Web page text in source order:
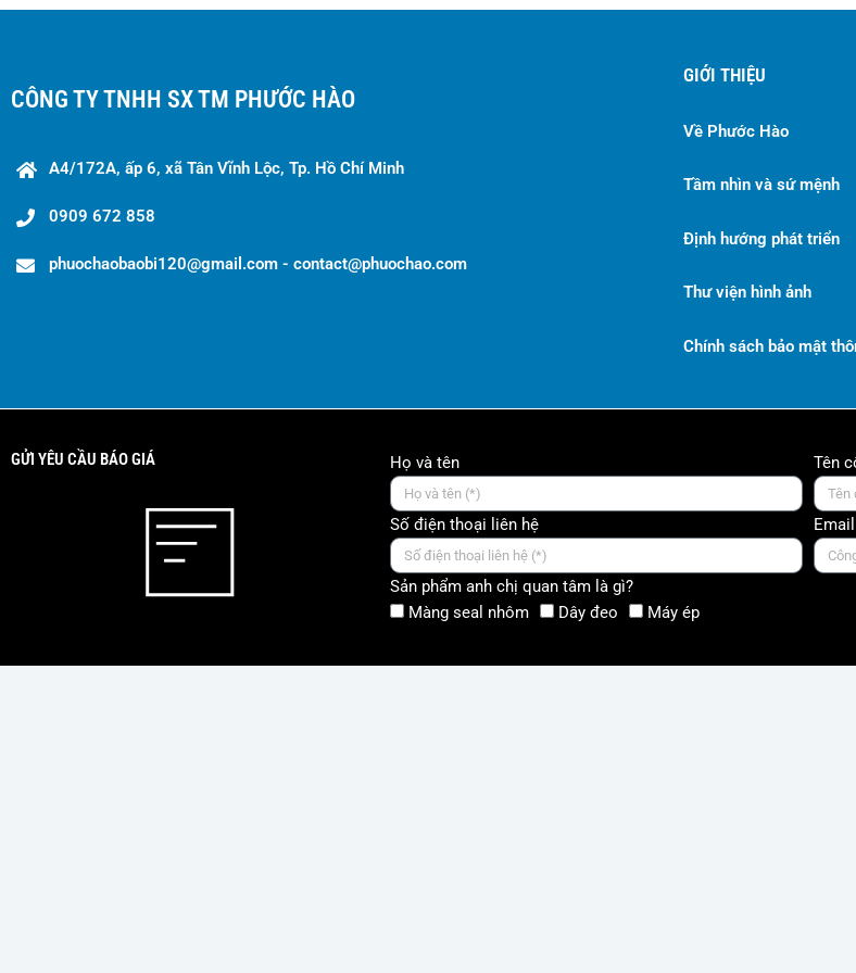
CÔNG TY TNHH SX TM PHƯỚC HÀO
A4/172A, ấp 6, xã Tân Vĩnh Lộc, Tp. Hồ Chí Minh
0909 672 858
phuochaobaobi120@gmail.com - contact@phuochao.com
GIỚI THIỆU
Về Phước Hào
Tầm nhìn và sứ mệnh
Định hướng phát triển
Thư viện hình ảnh
Chính sách bảo mật
GỬI YÊU CẦU BÁO GIÁ Họ và tên Tên
Số điện thoại liên hệ Email
Sản phẩm anh chị quan tâm là gì?
Màng seal nhôm
Dây đeo Máy ép